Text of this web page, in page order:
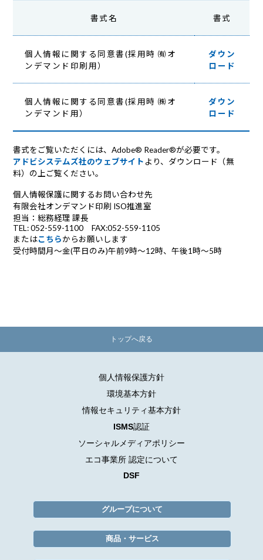
書式名 書式
個人情報に関する同意書(採用時 ㈲オ
ンデマンド印刷用）
ダウン
ロード
個人情報に関する同意書(採用時 ㈱オ
ンデマンド用）
ダウン
ロード
書式をご覧いただくには、Adobe® Reader®が必要です。
アドビシステムズ社のウェブサイト より、ダウンロード（無
料）の上ご覧ください。
個人情報保護に関するお問い合わせ先
有限会社オンデマンド印刷 ISO推進室
担当：総務経理 課長
TEL: 052-559-1100 FAX:052-559-1105
またはこちらからお願いします
受付時間月～金(平日のみ)午前9時～12時、午後1時～5時
トップへ戻る
個人情報保護方針
環境基本方針
情報セキュリティ基本方針
ISMS認証
ソーシャルメディアポリシー
エコ事業所 認定について
DSF
グループについて
商品・サービス